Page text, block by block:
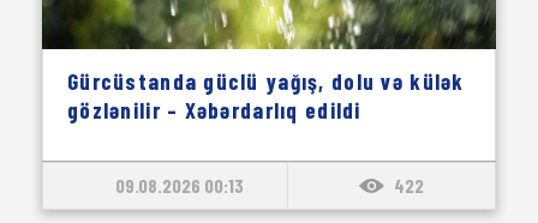
Gürcüstanda güclü yağış, dolu və külək
gözlənilir – Xəbərdarlıq edildi
09.08.2026 00:13 422